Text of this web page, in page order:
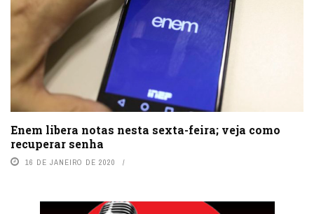
Enem libera notas nesta sexta-feira; veja como
recuperar senha
16 DE JANEIRO DE 2020